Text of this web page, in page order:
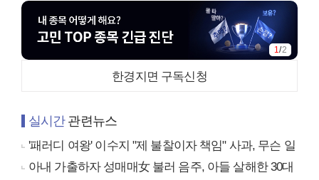
1/2
한경지면 구독신청
실시간관련뉴스
'패러디 여왕' 이수지 "제 불찰이자 책임" 사과, 무슨 일
아내 가출하자 성매매女 불러 음주, 아들 살해한 30대